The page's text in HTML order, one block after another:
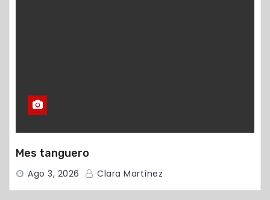
Mes tanguero
Ago 3, 2026 Clara Martínez